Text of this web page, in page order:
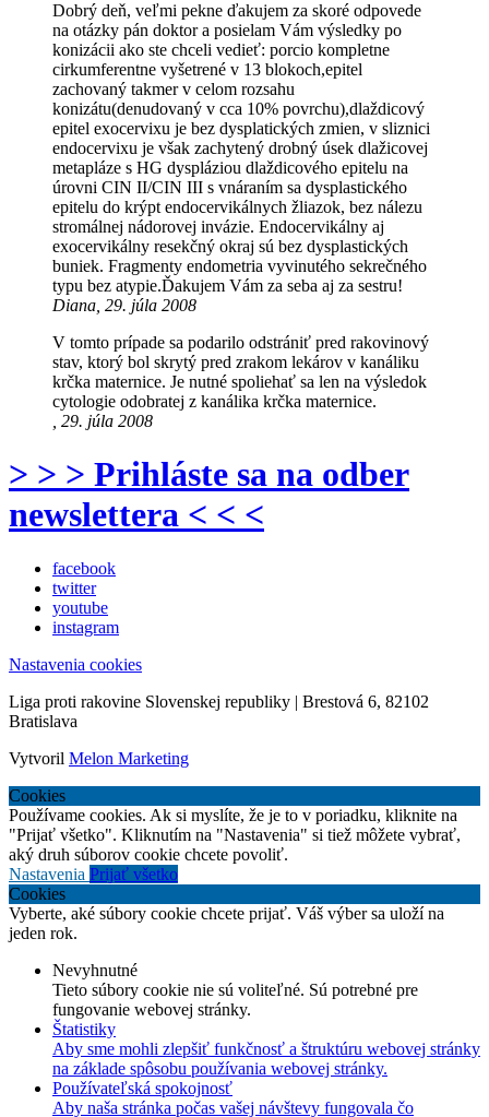
Dobrý deň, veľmi pekne ďakujem za skoré odpovede
na otázky pán doktor a posielam Vám výsledky po
konizácii ako ste chceli vedieť: porcio kompletne
cirkumferentne vyšetrené v 13 blokoch,epitel
zachovaný takmer v celom rozsahu
konizátu(denudovaný v cca 10% povrchu),dlaždicový
epitel exocervixu je bez dysplatických zmien, v sliznici
endocervixu je však zachytený drobný úsek dlažicovej
metapláze s HG dyspláziou dlaždicového epitelu na
úrovni CIN II/CIN III s vnáraním sa dysplastického
epitelu do krýpt endocervikálnych žliazok, bez nálezu
stromálnej nádorovej invázie. Endocervikálny aj
exocervikálny resekčný okraj sú bez dysplastických
buniek. Fragmenty endometria vyvinutého sekrečného
typu bez atypie.Ďakujem Vám za seba aj za sestru!
Diana, 29. júla 2008
V tomto prípade sa podarilo odstrániť pred rakovinový
stav, ktorý bol skrytý pred zrakom lekárov v kanáliku
krčka maternice. Je nutné spoliehať sa len na výsledok
cytologie odobratej z kanálika krčka maternice.
, 29. júla 2008
> > > Prihláste sa na odber
newslettera < < <
facebook
twitter
youtube
instagram
Nastavenia cookies
Liga proti rakovine Slovenskej republiky | Brestová 6, 82102
Bratislava
Vytvoril Melon Marketing
Cookies
Používame cookies. Ak si myslíte, že je to v poriadku, kliknite na
"Prijať všetko". Kliknutím na "Nastavenia" si tiež môžete vybrať,
aký druh súborov cookie chcete povoliť.
Nastavenia Prijať všetko
Cookies
Vyberte, aké súbory cookie chcete prijať. Váš výber sa uloží na
jeden rok.
Nevyhnutné
Tieto súbory cookie nie sú voliteľné. Sú potrebné pre
fungovanie webovej stránky.
Štatistiky
Aby sme mohli zlepšiť funkčnosť a štruktúru webovej stránky
na základe spôsobu používania webovej stránky.
Používateľská spokojnosť
Aby naša stránka počas vašej návštevy fungovala čo